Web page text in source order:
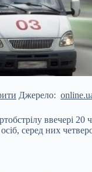
Джерело:
ввечері 20
серед них